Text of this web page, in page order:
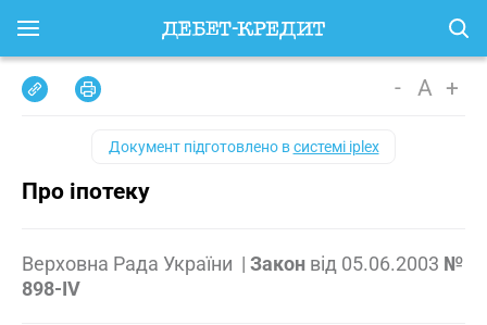
- A +
Документ підготовлено всистемі iplex
Про іпотеку
Верховна Рада України | Закон від 05.06.2003 №
898-IV